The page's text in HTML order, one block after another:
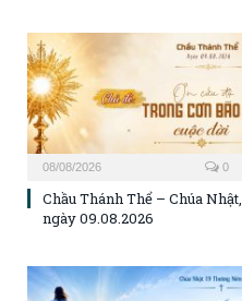
08/08/2026 0
Chầu Thánh Thể – Chúa Nhật,
ngày 09.08.2026